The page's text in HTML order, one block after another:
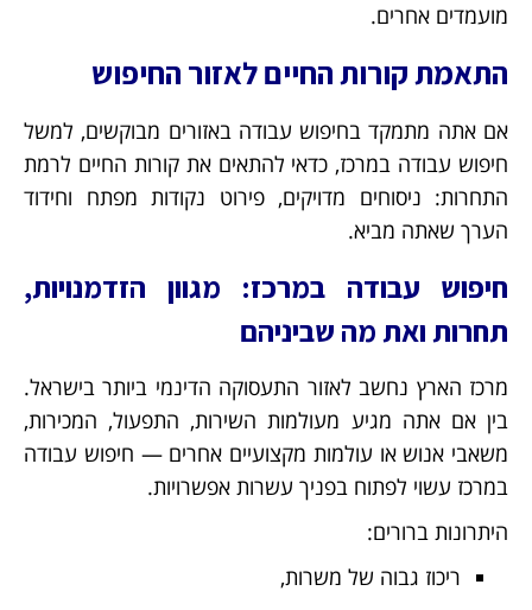
מועמדים אחרים.
התאמת קורות החיים לאזור החיפוש
אם אתה מתמקד בחיפוש עבודה באזורים מבוקשים, למשל
חיפוש עבודה במרכז, כדאי להתאים את קורות החיים לרמת
התחרות: ניסוחים מדויקים, פירוט נקודות מפתח וחידוד
הערך שאתה מביא.
חיפוש עבודה במרכז: מגוון הזדמנויות,
תחרות ואת מה שביניהם
מרכז הארץ נחשב לאזור התעסוקה הדינמי ביותר בישראל.
בין אם אתה מגיע מעולמות השירות, התפעול, המכירות,
משאבי אנוש או עולמות מקצועיים אחרים — חיפוש עבודה
במרכז עשוי לפתוח בפניך עשרות אפשרויות.
היתרונות ברורים:
ריכוז גבוה של משרות,